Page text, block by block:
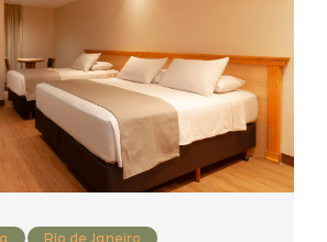
Rio de Janeiro